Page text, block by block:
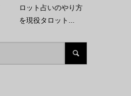
ロット占いのやり方
を現役タロット...